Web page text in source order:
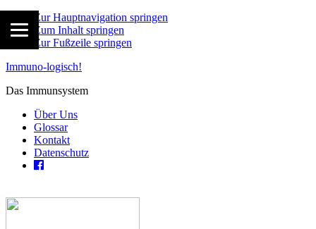
Zur Hauptnavigation springen
Zum Inhalt springen
Zur Fußzeile springen
Immuno-logisch!
Das Immunsystem
Über Uns
Glossar
Kontakt
Datenschutz